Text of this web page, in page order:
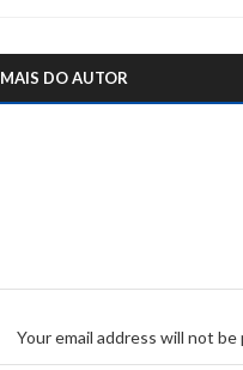
MAIS DO AUTOR
Your email address will not be